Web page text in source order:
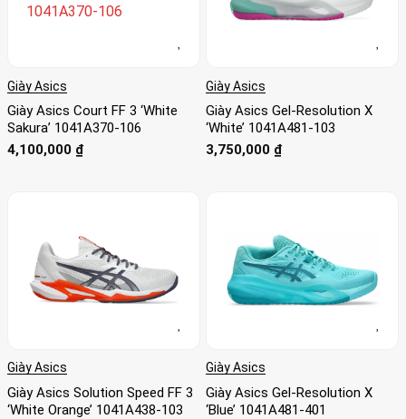
Giày Asics
Giày Asics Court FF 3 ‘White
Sakura’ 1041A370-106
4,100,000 ₫
Giày Asics
Giày Asics Gel-Resolution X
‘White’ 1041A481-103
3,750,000 ₫
Giày Asics
Giày Asics Solution Speed FF 3
‘White Orange’ 1041A438-103
Giày Asics
Giày Asics Gel-Resolution X
‘Blue’ 1041A481-401